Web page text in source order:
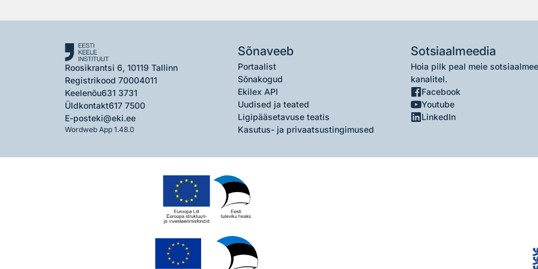
Roosikrantsi 6, 10119 Tallinn
Registrikood 70004011
Keelenõu631 3731
Üldkontakt617 7500
E-posteki@eki.ee
Wordweb App 1.48.0
Sõnaveeb
Portaalist
Sõnakogud
Ekilex API
Uudised ja teated
Ligipääsetavuse teatis
Kasutus- ja privaatsustingimused
Sotsiaalmeedia
Hoia pilk peal meie
kanalitel.
Facebook
Youtube
LinkedIn